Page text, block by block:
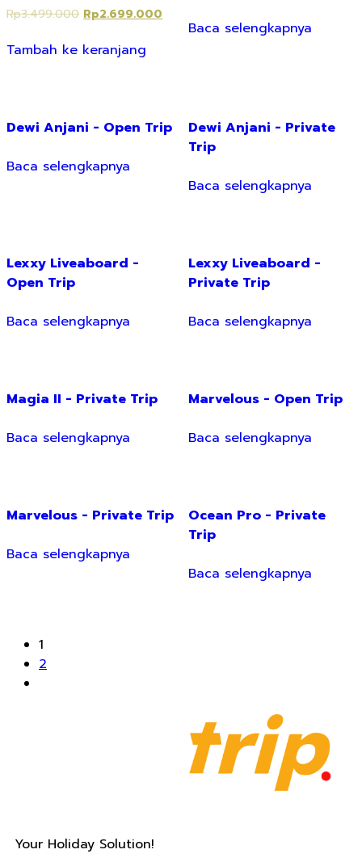
Rp3.499.000 Rp2.699.000
Tambah ke keranjang
Baca selengkapnya
Dewi Anjani - Open Trip
Baca selengkapnya
Dewi Anjani - Private
Trip
Baca selengkapnya
Lexxy Liveaboard -
Open Trip
Baca selengkapnya
Lexxy Liveaboard -
Private Trip
Baca selengkapnya
Magia II - Private Trip
Baca selengkapnya
Marvelous - Open Trip
Baca selengkapnya
Marvelous - Private Trip
Baca selengkapnya
Ocean Pro - Private
Trip
Baca selengkapnya
1
2
Your Holiday Solution!